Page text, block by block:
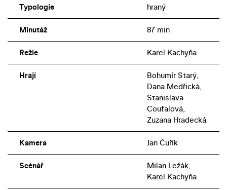
Typologie hraný
Minutáž 87 min
Režie Karel Kachyňa
Hrají
Bohumír Starý,
Dana Medřická,
Stanislava
Coufalová,
Zuzana Hradecká
Kamera Jan Čuřík
Scénář
Milan Ležák,
Karel Kachyňa